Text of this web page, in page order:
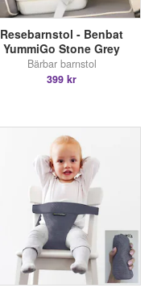
Resebarnstol - Benbat
YummiGo Stone Grey
Bärbar barnstol
399 kr